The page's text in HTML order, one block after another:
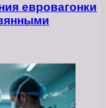
евровагонки